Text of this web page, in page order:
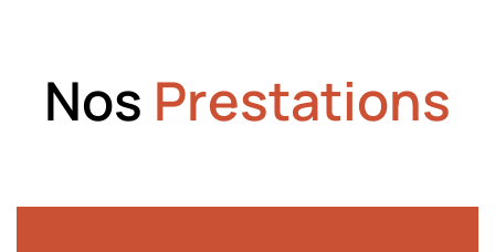
Nos Prestations